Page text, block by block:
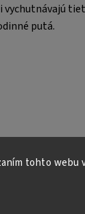
tohto webu
putá.